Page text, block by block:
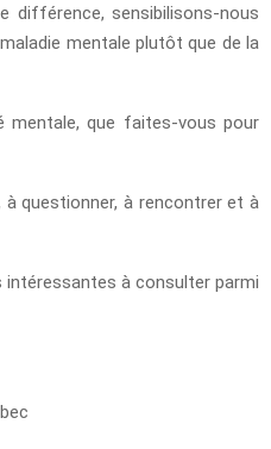
différence, sensibilisons-nous
mentale plutôt que de la
mentale, que faites-vous pour
questionner, à rencontrer et à
à consulter parmi